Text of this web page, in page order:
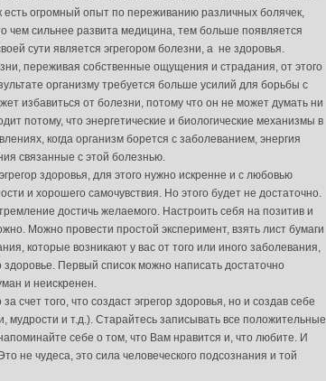
есть огромный опыт по переживанию различных болячек,
чем сильнее развита медицина, тем больше появляется
сути является эгрегором болезни, а не здоровья.
переживая собственные ощущения и страдания, от этого
организму требуется больше усилий для борьбы с
избавиться от болезни, потому что он не может думать ни
потому, что энергетические и биологические механизмы в
когда организм борется с заболеванием, энергия
связанные с этой болезнью.
здоровья, для этого нужно искренне и с любовью
и хорошего самочувствия. Но этого будет не достаточно.
достичь желаемого. Настроить себя на позитив и
Можно провести простой эксперимент, взять лист бумаги
которые возникают у вас от того или иного заболевания,
Первый список можно написать достаточно
и неискренен.
счет того, что создаст эгрегор здоровья, но и создав себе
мудрости и т.д.). Старайтесь записывать все положительные
себе о том, что Вам нравится и, что любите. И
не чудеса, это сила человеческого подсознания и той